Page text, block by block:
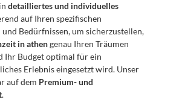
detailliertes und individuelles
auf Ihren spezifischen
Bedürfnissen, um sicherzustellen,
in athen genau Ihren Träumen
Ihr Budget optimal für ein
Erlebnis eingesetzt wird. Unser
auf dem Premium- und
.